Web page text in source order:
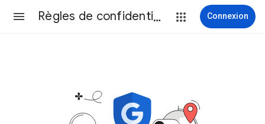
Règles de confidentialité Connexion